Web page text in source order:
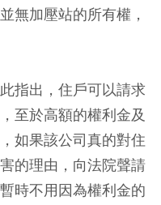
無加壓站的所有權，
指出，住戶可以請求
至於高額的權利金及
如果該公司真的對住
的理由，向法院聲請
時不用因為權利金的